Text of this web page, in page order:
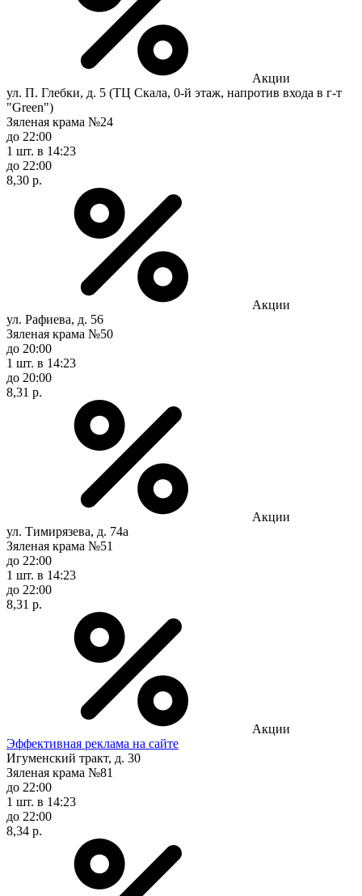
Акции
ул. П. Глебки, д. 5 (ТЦ Скала, 0-й этаж, напротив входа в г-т
"Green")
Зяленая крама №24
до 22:00
1 шт. в 14:23
до 22:00
8,30 р.
Акции
ул. Рафиева, д. 56
Зяленая крама №50
до 20:00
1 шт. в 14:23
до 20:00
8,31 р.
Акции
ул. Тимирязева, д. 74а
Зяленая крама №51
до 22:00
1 шт. в 14:23
до 22:00
8,31 р.
Акции
Эффективная реклама на сайте
Игуменский тракт, д. 30
Зяленая крама №81
до 22:00
1 шт. в 14:23
до 22:00
8,34 р.